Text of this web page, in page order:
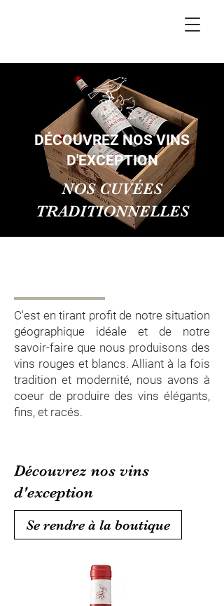
DÉCOUVREZ NOS VINS
D'EXCEPTION
NOS CUVÉES
TRADITIONNELLES
C'est en tirant profit de notre situation
géographique idéale et de notre
savoir-faire que nous produisons des
vins rouges et blancs. Alliant à la fois
tradition et modernité, nous avons à
coeur de produire des vins élégants,
fins, et racés.
Découvrez nos vins
d'exception
Se rendre à la boutique